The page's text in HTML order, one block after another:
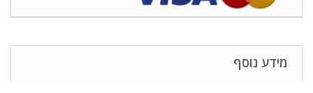
מידע נוסף